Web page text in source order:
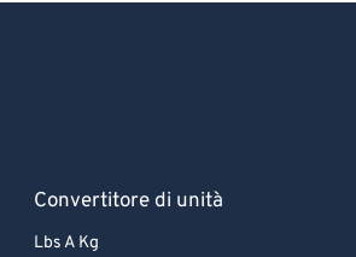
Convertitore di unità
Lbs A Kg